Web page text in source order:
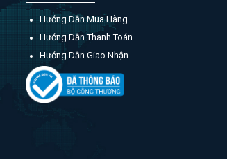
Hướng Dẫn Mua Hàng
Hướng Dẫn Thanh Toán
Hướng Dẫn Giao Nhận